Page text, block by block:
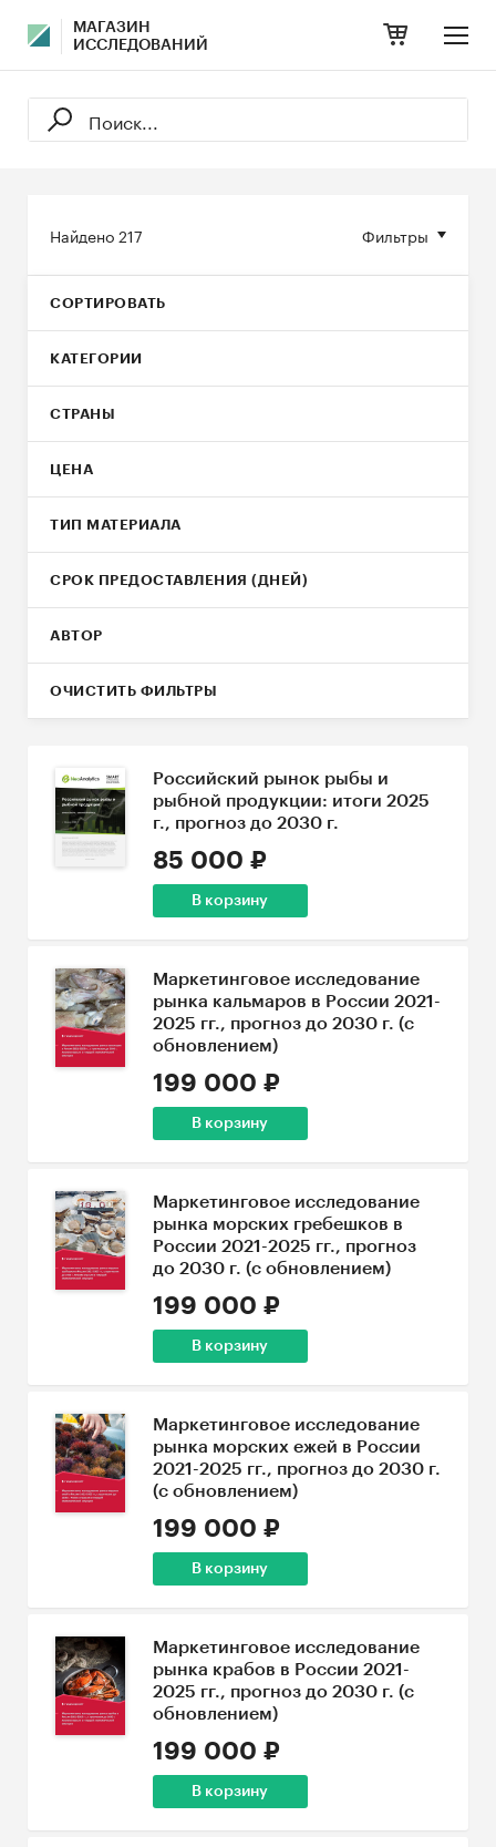
МАГАЗИН
ИССЛЕДОВАНИЙ
Фильтры
Найдено217
СОРТИРОВАТЬ
КАТЕГОРИИ
СТРАНЫ
ЦЕНА
ТИП МАТЕРИАЛА
СРОК ПРЕДОСТАВЛЕНИЯ (ДНЕЙ)
АВТОР
ОЧИСТИТЬ ФИЛЬТРЫ
Российский рынок рыбы и
рыбной продукции: итоги 2025
г., прогноз до 2030 г.
85 000 ₽
В корзину
Маркетинговое исследование
рынка кальмаров в России 2021-
2025 гг., прогноз до 2030 г. (с
обновлением)
199 000 ₽
В корзину
Маркетинговое исследование
рынка морских гребешков в
России 2021-2025 гг., прогноз
до 2030 г. (с обновлением)
199 000 ₽
В корзину
Маркетинговое исследование
рынка морских ежей в России
2021-2025 гг., прогноз до 2030 г.
(с обновлением)
199 000 ₽
В корзину
Маркетинговое исследование
рынка крабов в России 2021-
2025 гг., прогноз до 2030 г. (с
обновлением)
199 000 ₽
В корзину